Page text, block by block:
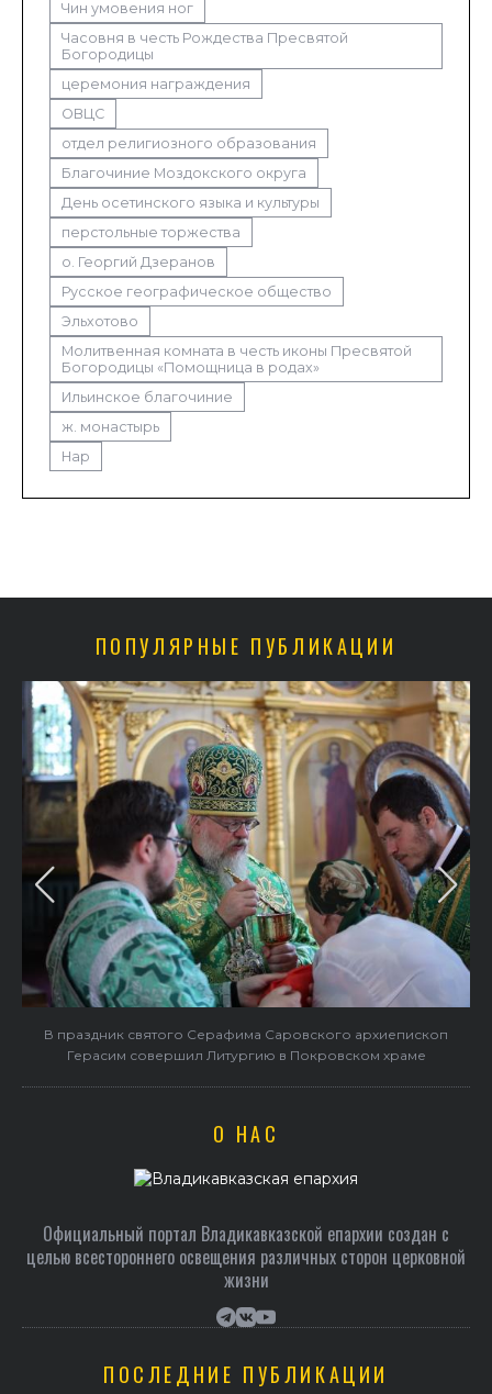
Чин умовения ног
Часовня в честь Рождества Пресвятой
Богородицы
церемония награждения
ОВЦС
отдел религиозного образования
Благочиние Моздокского округа
День осетинского языка и культуры
перстольные торжества
о. Георгий Дзеранов
Русское географическое общество
Эльхотово
Молитвенная комната в честь иконы Пресвятой
Богородицы «Помощница в родах»
Ильинское благочиние
ж. монастырь
Нар
ПОПУЛЯРНЫЕ ПУБЛИКАЦИИ
В праздник святого Серафима Саровского архиепископ
Герасим совершил Литургию в Покровском храме
О НАС
Официальный портал Владикавказской епархии создан c
целью всестороннего освещения различных сторон церковной
жизни
ПОСЛЕДНИЕ ПУБЛИКАЦИИ